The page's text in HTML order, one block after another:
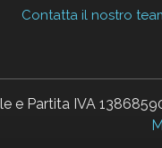
Contatta il nostro
e Partita IVA